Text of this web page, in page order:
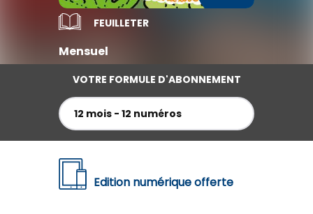
Je l'éloigne des écrans
FEUILLETER
Mensuel
VOTRE FORMULE D'ABONNEMENT
12 mois - 12 numéros
Edition numérique offerte